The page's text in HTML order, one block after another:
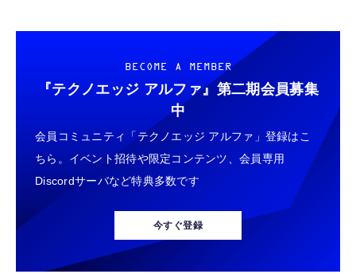
BECOME A MEMBER
『テクノエッジ アルファ』 第二期会員募集
中
会員コミュニティ「テクノエッジ アルファ」登録はこ
ちら。イベント招待や限定コンテンツ、会員専用
Discordサーバなど特典多数です
今すぐ登録